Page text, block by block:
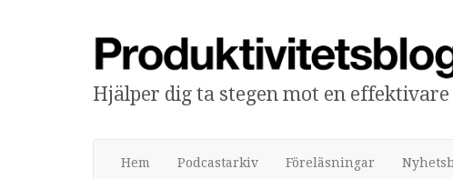
Produktivitetsbloggen
Hjälper dig ta stegen mot en
Hem Podcastarkiv Föreläsningar